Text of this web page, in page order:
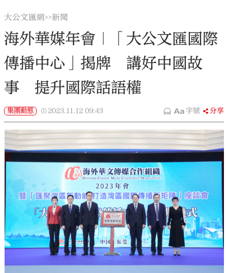
大公文匯網>>新聞
海外華媒年會｜「大公文匯國際
傳播中心」揭牌 講好中國故
事 提升國際話語權
集團動態 2023.11.12 09:43 字號 分享